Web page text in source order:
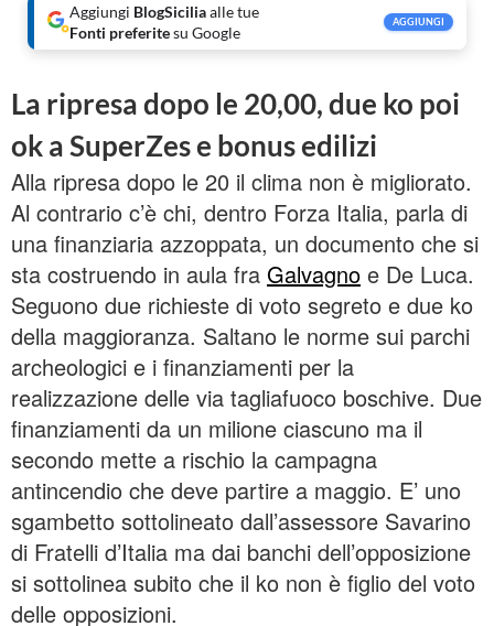
Aggiungi BlogSiciliaalle tue
Fonti preferitesu Google
AGGIUNGI
La ripresa dopo le 20,00, due ko poi
ok a SuperZes e bonus edilizi
Alla ripresa dopo le 20 il clima non è migliorato.
Al contrario c’è chi, dentro Forza Italia, parla di
una finanziaria azzoppata, un documento che si
sta costruendo in aula fra Galvagno e De Luca.
Seguono due richieste di voto segreto e due ko
della maggioranza. Saltano le norme sui parchi
archeologici e i finanziamenti per la
realizzazione delle via tagliafuoco boschive. Due
finanziamenti da un milione ciascuno ma il
secondo mette a rischio la campagna
antincendio che deve partire a maggio. E’ uno
sgambetto sottolineato dall’assessore Savarino
di Fratelli d’Italia ma dai banchi dell’opposizione
si sottolinea subito che il ko non è figlio del voto
delle opposizioni.